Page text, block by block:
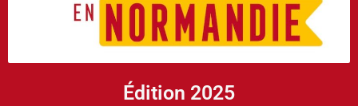
Édition 2025